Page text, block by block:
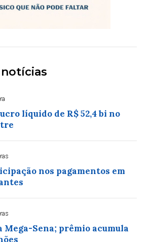
líquido de R$ 52,4 bi no
nos pagamentos em
Mega-Sena; prêmio acumula